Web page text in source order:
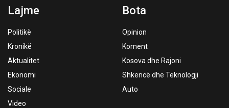
Lajme
Politikë
Kronikë
Aktualitet
Ekonomi
Sociale
Video
Bota
Opinion
Koment
Kosova dhe Rajoni
Shkencë dhe Teknologji
Auto